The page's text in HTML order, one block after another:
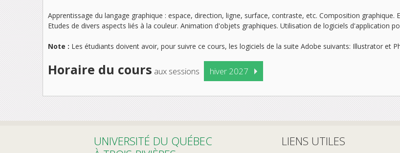
Apprentissage du langage graphique : espace, direction, ligne, surface, contraste, etc. Composition
Etudes de divers aspects liés à la couleur. Animation d'objets graphiques. Utilisation de logiciels d'application
Note : Les étudiants doivent avoir, pour suivre ce cours, les logiciels de la suite Adobe suivants: Illustrator et
Horaire du cours aux sessions hiver 2027
UNIVERSITÉ DU QUÉBEC
LIENS UTILES